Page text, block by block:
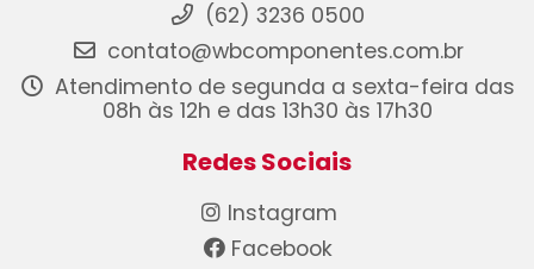
(62) 3236 0500
contato@wbcomponentes.com.br
Atendimento de segunda a sexta-feira das
08h às 12h e das 13h30 às 17h30
Redes Sociais
Instagram
Facebook